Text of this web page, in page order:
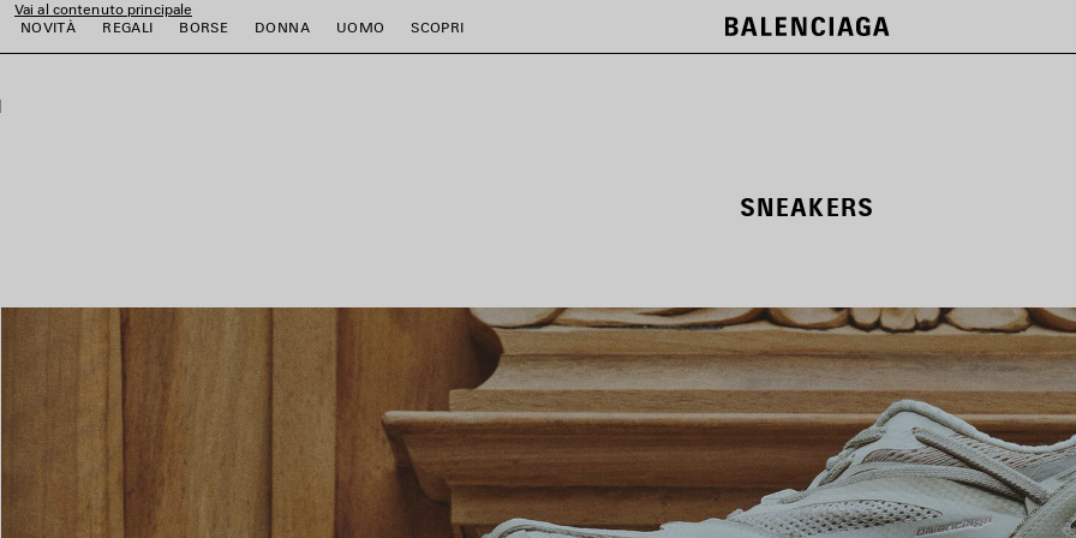
Vai al contenuto principale
NOVITÀ
REGALI BORSE DONNA UOMO SCOPRI
SNEAKERS